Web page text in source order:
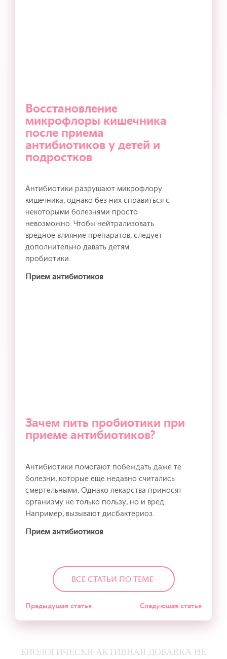
Восстановление
микрофлоры кишечника
после приема
антибиотиков у детей и
подростков
Антибиотики разрушают микрофлору
кишечника, однако без них справиться с
некоторыми болезнями просто
невозможно. Чтобы нейтрализовать
вредное влияние препаратов, следует
дополнительно давать детям
пробиотики.
Прием антибиотиков
Зачем пить пробиотики при
приеме антибиотиков?
Антибиотики помогают побеждать даже те
болезни, которые еще недавно считались
смертельными. Однако лекарства приносят
организму не только пользу, но и вред.
Например, вызывают дисбактериоз.
Прием антибиотиков
ВСЕ СТАТЬИ ПО ТЕМЕ
Предыдущая статья Следующая статья
БИОЛОГИЧЕСКИ АКТИВНАЯ ДОБАВКА НЕ